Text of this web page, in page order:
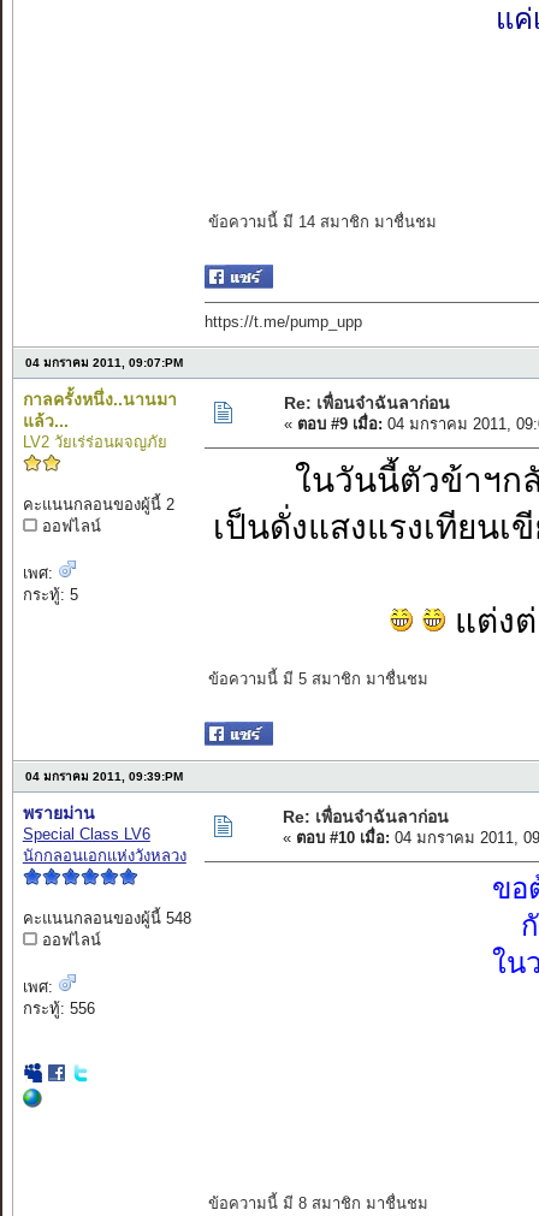
แค่
ข้อความนี้ มี 14 สมาชิก มาชื่นชม
https://t.me/pump_upp
04 มกราคม 2011, 09:07:PM
กาลครั้งหนึ่ง..นานมา
แล้ว...
LV2 วัยเร่ร่อนผจญภัย
คะแนนกลอนของผู้นี้ 2
ออฟไลน์
เพศ:
กระทู้: 5
Re: เพื่อนจ๋าฉันลาก่อน
« ตอบ #9 เมื่อ: 04 มกราคม 2011,
ในวันนี้ตัวข้าฯก
เป็นดั่งแสงแรงเทียน
แต่ง
ข้อความนี้ มี 5 สมาชิก มาชื่นชม
04 มกราคม 2011, 09:39:PM
พรายม่าน
Special Class LV6
นักกลอนเอกแห่งวังหลวง
คะแนนกลอนของผู้นี้ 548
ออฟไลน์
เพศ:
กระทู้: 556
Re: เพื่อนจ๋าฉันลาก่อน
« ตอบ #10 เมื่อ: 04 มกราคม 2011,
ขอ
ใน
ข้อความนี้ มี 8 สมาชิก มาชื่นชม